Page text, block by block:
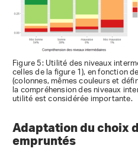
Figure 5: Utilité des niveaux
celles de la figure 1), en fonction
(colonnes, mêmes couleurs et
la compréhension des niveaux
utilité est considérée importante.
Adaptation du choix
empruntés